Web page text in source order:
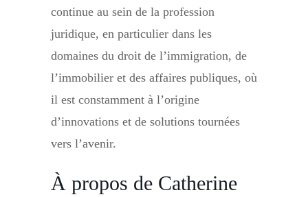
continue au sein de la profession
juridique, en particulier dans les
domaines du droit de l’immigration, de
l’immobilier et des affaires publiques, où
il est constamment à l’origine
d’innovations et de solutions tournées
vers l’avenir.
À propos de Catherine